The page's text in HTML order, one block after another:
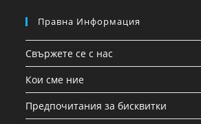
Правна Информация
Свържете се с нас
Кои сме ние
Предпочитания за бисквитки